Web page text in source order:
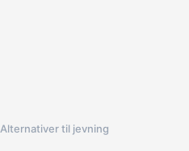
Alternativer til jevning